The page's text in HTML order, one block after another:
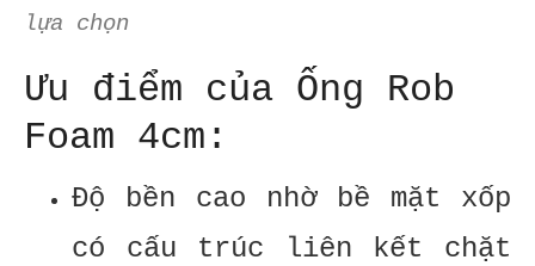
lựa chọn
Ưu điểm của Ống Rob
Foam 4cm:
Độ bền cao nhờ bề mặt xốp
có cấu trúc liên kết chặt